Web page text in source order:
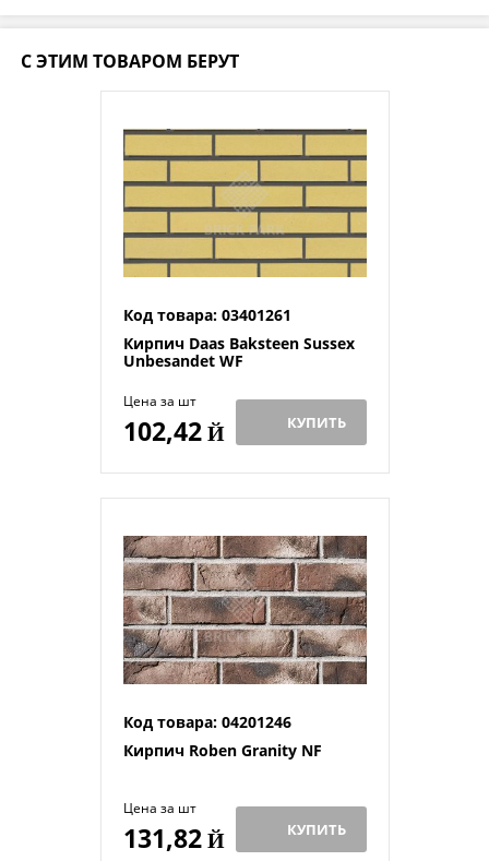
С ЭТИМ ТОВАРОМ БЕРУТ
Код товара: 03401261
Кирпич Daas Baksteen Sussex
Unbesandet WF
Цена за шт
102,42Й КУПИТЬ
Код товара: 04201246
Кирпич Roben Granity NF
Цена за шт
131,82Й КУПИТЬ